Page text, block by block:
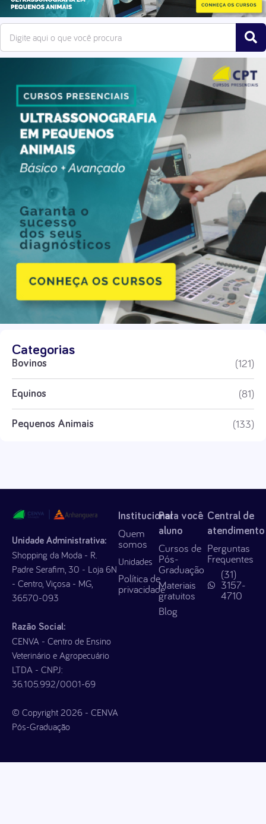
Categorias
Bovinos (121)
Equinos (81)
Pequenos Animais (133)
Unidade Administrativa:
Shopping da Moda - R.
Padre Serafim, 30 - Loja 6N
- Centro, Viçosa - MG,
36570-093
Razão Social:
CENVA - Centro de Ensino
Veterinário e Agropecuário
LTDA - CNPJ:
36.105.992/0001-69
© Copyright 2026 - CENVA
Pós-Graduação
Institucional
Quem
somos
Unidades
Política de
privacidade
Para você
aluno
Cursos de
Pós-
Graduação
Materiais
gratuitos
Blog
Central de
atendimento
Perguntas
Frequentes
(31)
3157-
4710